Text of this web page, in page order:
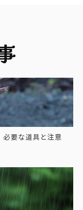
要な道具と注意